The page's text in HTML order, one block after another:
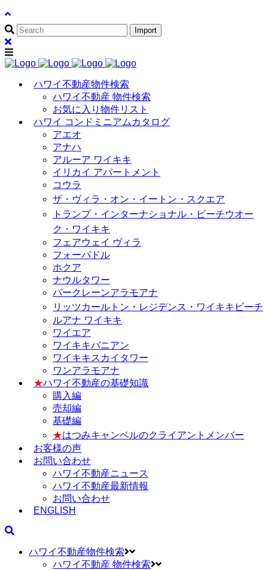
ハワイ不動産物件検索
ハワイ不動産 物件検索
お気に入り物件リスト
ハワイ コンドミニアムカタログ
アエオ
アナハ
アルーア ワイキキ
イリカイ アパートメント
コウラ
ザ・ヴィラ・オン・イートン・スクエア
トランプ・インターナショナル・ビーチウオー
ク・ワイキキ
フェアウェイ ヴィラ
フォーパドル
ホクア
ナウルタワー
パークレーンアラモアナ
リッツカールトン・レジデンス・ワイキキビーチ
ルアナ ワイキキ
ワイエア
ワイキキバニアン
ワイキキスカイタワー
ワンアラモアナ
★ハワイ不動産の基礎知識
購入編
売却編
基礎編
★はつみキャンベルのクライアントメンバー
お客様の声
お問い合わせ
ハワイ不動産ニュース
ハワイ不動産最新情報
お問い合わせ
ENGLISH
ハワイ不動産物件検索
ハワイ不動産 物件検索